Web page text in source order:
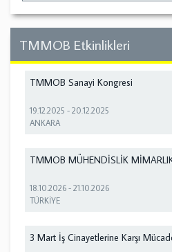
TMMOB Etkinlikleri
TMMOB Sanayi Kongresi
19.12.2025 -20.12.2025
ANKARA
TMMOB MÜHENDİSLİK
18.10.2026 -21.10.2026
TÜRKİYE
3 Mart İş Cinayetlerine Karşı